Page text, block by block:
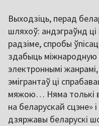
Выходзіць, перад
шляхоў: андэграўнд
радзіме, спробы
здабыць міжнародную
электроннымі
эмігрантаў ці
мяжою… Няма толькі
на беларускай сцэне»
дзяржавы беларускі